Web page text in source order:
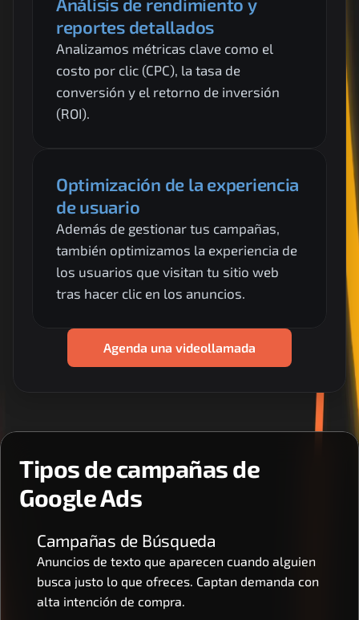
reportes detallados
Analizamos métricas clave como el
costo por clic (CPC), la tasa de
conversión y el retorno de inversión
(ROI).
Optimización de la experiencia
de usuario
Además de gestionar tus campañas,
también optimizamos la experiencia de
los usuarios que visitan tu sitio web
tras hacer clic en los anuncios.
Agenda una videollamada
Tipos de campañas de
Google Ads
Campañas de Búsqueda
Anuncios de texto que aparecen cuando alguien
busca justo lo que ofreces. Captan demanda con
alta intención de compra.